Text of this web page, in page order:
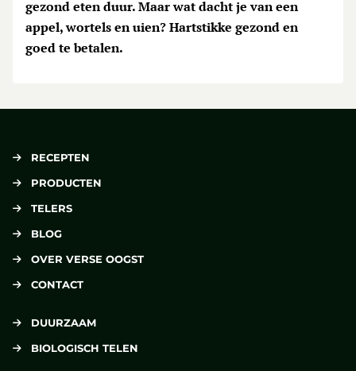
gezond eten duur. Maar wat dacht je van een
appel, wortels en uien? Hartstikke gezond en
goed te betalen.
RECEPTEN
PRODUCTEN
TELERS
BLOG
OVER VERSE OOGST
CONTACT
DUURZAAM
BIOLOGISCH TELEN